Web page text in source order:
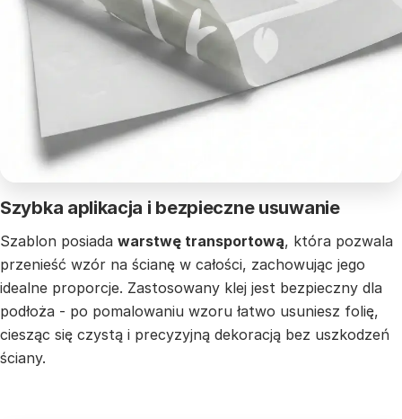
Szybka aplikacja i bezpieczne usuwanie
Szablon posiada warstwę transportową, która pozwala
przenieść wzór na ścianę w całości, zachowując jego
idealne proporcje. Zastosowany klej jest bezpieczny dla
podłoża - po pomalowaniu wzoru łatwo usuniesz folię,
ciesząc się czystą i precyzyjną dekoracją bez uszkodzeń
ściany.